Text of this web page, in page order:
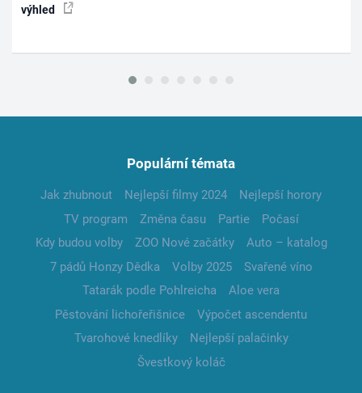
výhled
Populární témata
Jak zhubnout Nejlepší filmy 2024
Nejlepší horory
TV program
Změna času Partie
Počasí
Kdy budou volby
ZOO Nové začátky
Auto – katalog
7 pádů Honzy Dědka
Volby 2025
Svařené víno
Tatarák podle Pohlreicha
Aloe vera
Pěstování lichořeřišnice
Výpočet ascendentu
Tvarohové knedlíky
Nejlepší palačinky
Švestkový koláč